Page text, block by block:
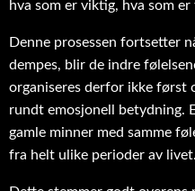
hva som er viktig, hva som
Denne prosessen fortsetter
dempes, blir de indre
organiseres derfor ikke først
rundt emosjonell betydning.
gamle minner med samme
fra helt ulike perioder av livet.